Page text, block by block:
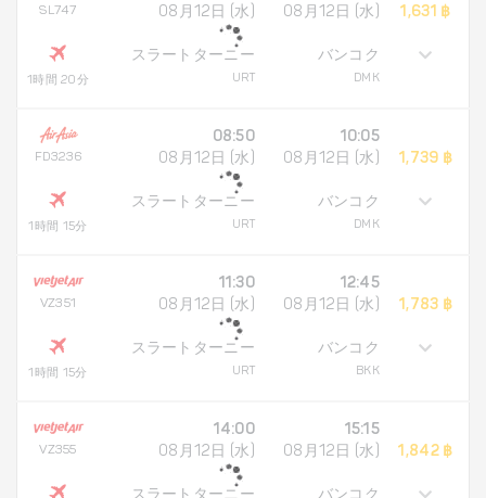
SL747
1時間 20分
08月12日 (水)
スラートターニー
URT
08月12日 (水)
バンコク
DMK
1,631 ฿
FD3236
1時間 15分
08:50
08月12日 (水)
スラートターニー
URT
10:05
08月12日 (水)
バンコク
DMK
1,739 ฿
VZ351
1時間 15分
11:30
08月12日 (水)
スラートターニー
URT
12:45
08月12日 (水)
バンコク
BKK
1,783 ฿
VZ355
14:00
08月12日 (水)
15:15
08月12日 (水)
1,842 ฿